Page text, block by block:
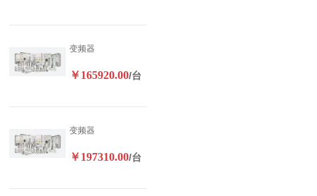
变频器
￥165920.00/台
变频器
￥197310.00/台